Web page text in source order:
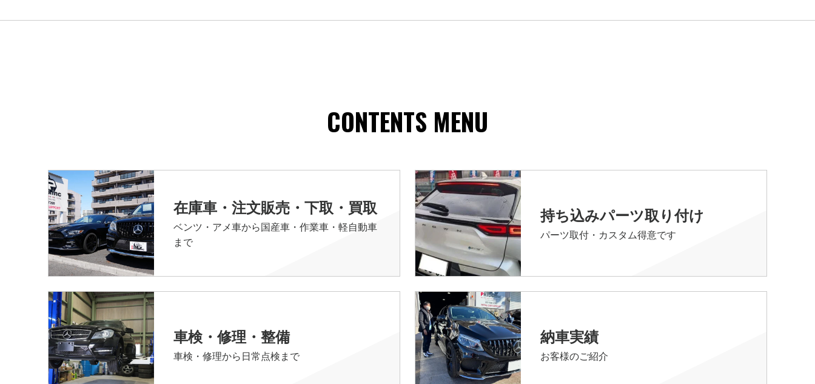
CONTENTS MENU
在庫車・注文販売・下取・買取
ベンツ・アメ車から国産車・作業車・軽自動車
まで
持ち込みパーツ取り付け
パーツ取付・カスタム得意です
車検・修理・整備
車検・修理から日常点検まで
納車実績
お客様のご紹介